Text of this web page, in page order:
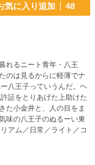
気に入り追加 48
れるニート青年・八王
のは見るからに軽薄でナ
八王子っていうんだ。ヘ
証をとりあげた上助けた
た小金井と、人の目をま
味の八王子のぬるーい東
アム／日常／ライト／コ